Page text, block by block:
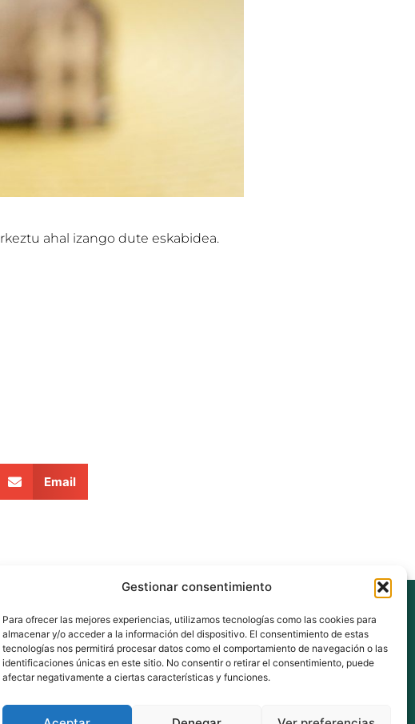
Gestionar consentimiento
Para ofrecer las mejores experiencias, utilizamos tecnologías como las cookies para
almacenar y/o acceder a la información del dispositivo. El consentimiento de estas
tecnologías nos permitirá procesar datos como el comportamiento de navegación o las
identificaciones únicas en este sitio. No consentir o retirar el consentimiento, puede
afectar negativamente a ciertas características y funciones.
ahal izango dute eskabidea.
Email
211
41,